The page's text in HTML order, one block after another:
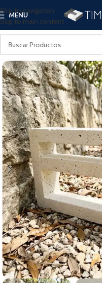
Skip to navigation
Skip to main content
MENU